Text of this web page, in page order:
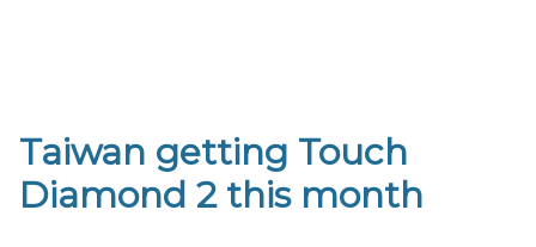
Taiwan getting Touch
Diamond 2 this month